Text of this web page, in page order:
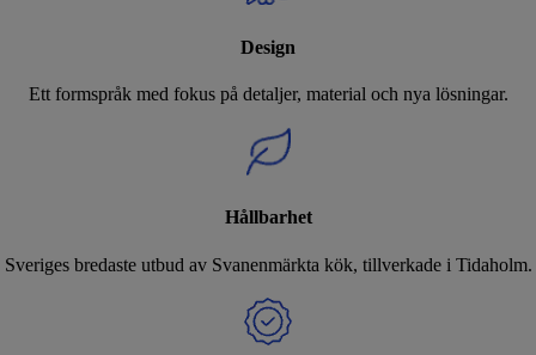
Design
Ett formspråk med fokus på detaljer, material och nya lösningar.
Hållbarhet
Sveriges bredaste utbud av Svanenmärkta kök, tillverkade i Tidaholm.